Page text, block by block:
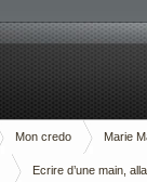
Mon credo Marie
Ecrire d’une main,